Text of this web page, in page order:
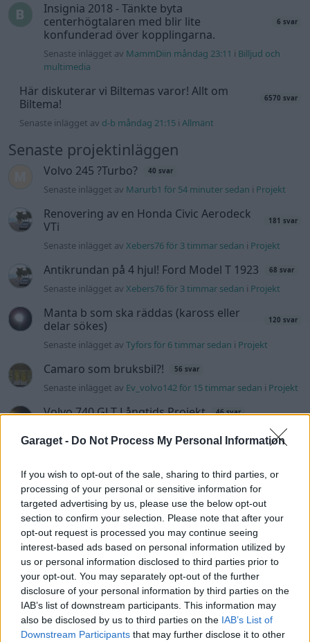
Garaget - Do Not Process My Personal Information
If you wish to opt-out of the sale, sharing to third parties, or
processing of your personal or sensitive information for
targeted advertising by us, please use the below opt-out
section to confirm your selection. Please note that after your
opt-out request is processed you may continue seeing
interest-based ads based on personal information utilized by
us or personal information disclosed to third parties prior to
your opt-out. You may separately opt-out of the further
disclosure of your personal information by third parties on the
IAB’s list of downstream participants. This information may
also be disclosed by us to third parties on the IAB’s List of
Downstream Participants that may further disclose it to other
Insignia 2018 - Tänkte byta
centerhögtalaren med blir lite
konfunderad över kopplingarna.
6 svar
Senaste inlägget av MammDiin måndag 23:11 i Billjud och
multimedia
Här diskuterar vi Biltemas varor! Allt om
Biltema!
6570 svar
Senaste inlägget av d-b måndag 21:15 i Allmänt
Senaste projektinläggen
Volvo 245 ?Turbo? 40 svar
Senaste inlägget av Marurb1 för 54 minuter sedan i Projekt
Renovering av en Honda Civic Aerodeck
VTi
181 svar
Senaste inlägget avXebers76 för 3 timmar sedan i Projekt
Antikrundan på 4 hjul! Ford Model T 1923 68 svar
Senaste inlägget avXebers76 för 3 timmar sedan i Projekt
Manta b som ska räddas (kaross eller
delar sökes)
120 svar
Senaste inlägget avTyfors för 6 timmar sedan i Projekt
Camaro som bruksbil?! 56 svar
Senaste inlägget av Ev_volvo142 för 15 timmar sedan i Projekt
Volvo 740 GLT Långtids Projekt 46 svar
Projekt
med JDM inspiration.
Senaste inlägget avStol3n_Identity tisdag 10:12i Projekt
Volvo 142 Elkonvertering Elbil
Senaste inlägget avEv_volvo142 måndag 19:16iProjekt
Volkswagen split bus t1 1962
Senaste inlägget avDr_snuggels måndag 18:29iProjekt
GT86 Luftbygge med mera 80 svar
Senaste inlägget avRikard_Persson måndag 09:55 iProjekt